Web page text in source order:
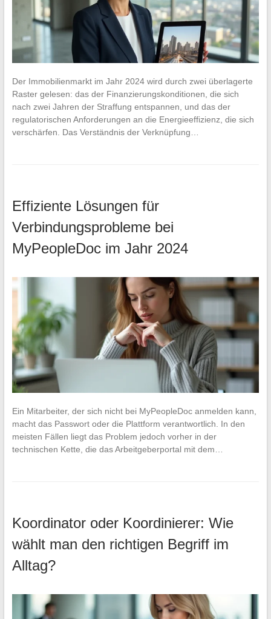
Der Immobilienmarkt im Jahr 2024 wird durch zwei überlagerte
Raster gelesen: das der Finanzierungskonditionen, die sich
nach zwei Jahren der Straffung entspannen, und das der
regulatorischen Anforderungen an die Energieeffizienz, die sich
verschärfen. Das Verständnis der Verknüpfung…
Effiziente Lösungen für
Verbindungsprobleme bei
MyPeopleDoc im Jahr 2024
Ein Mitarbeiter, der sich nicht bei MyPeopleDoc anmelden kann,
macht das Passwort oder die Plattform verantwortlich. In den
meisten Fällen liegt das Problem jedoch vorher in der
technischen Kette, die das Arbeitgeberportal mit dem…
Koordinator oder Koordinierer: Wie
wählt man den richtigen Begriff im
Alltag?